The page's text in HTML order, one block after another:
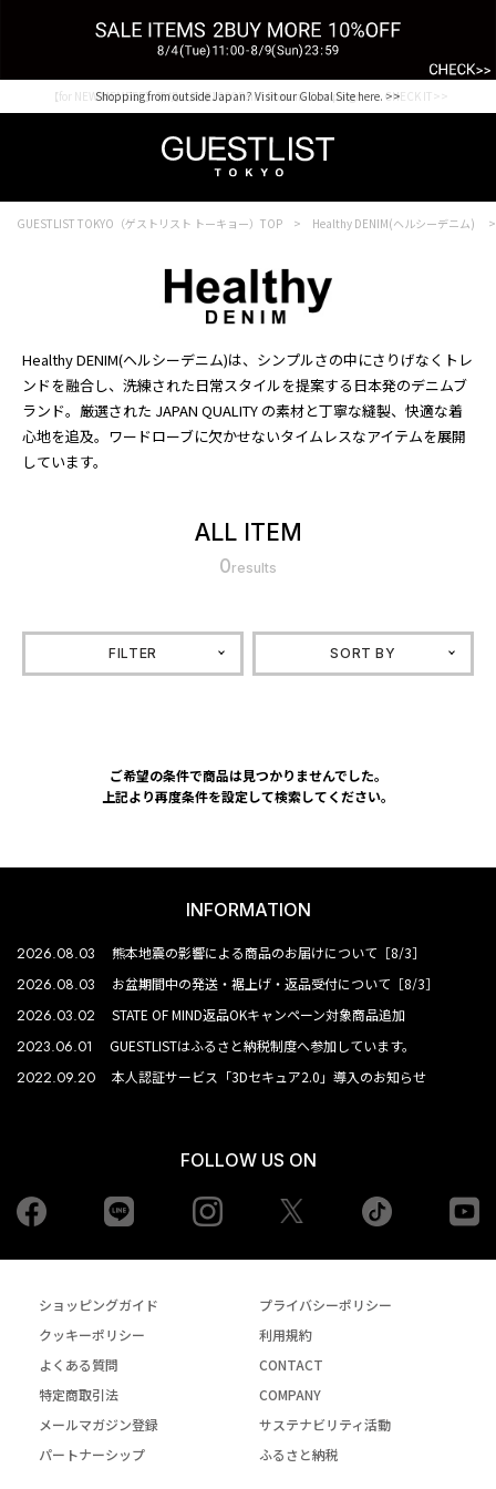
Shopping from outside Japan? Visit our Global Site here. >>
【for NEW MEMBER】新規会員様1000Point Present Campaign CHECK IT>>
GUESTLIST TOKYO（ゲストリスト トーキョー）TOP Healthy DENIM(ヘルシーデニム)
Healthy DENIM(ヘルシーデニム)は、シンプルさの中にさりげなくトレ
ンドを融合し、洗練された日常スタイルを提案する日本発のデニムブ
ランド。厳選された JAPAN QUALITY の素材と丁寧な縫製、快適な着
心地を追及。ワードローブに欠かせないタイムレスなアイテムを展開
しています。
ALL ITEM
0results
FILTER SORT BY
ご希望の条件で商品は見つかりませんでした。
上記より再度条件を設定して検索してください。
INFORMATION
2026.08.03 熊本地震の影響による商品のお届けについて［8/3］
2026.08.03 お盆期間中の発送・裾上げ・返品受付について［8/3］
2026.03.02 STATE OF MIND返品OKキャンペーン対象商品追加
2023.06.01 GUESTLISTはふるさと納税制度へ参加しています。
2022.09.20 本人認証サービス「3Dセキュア2.0」導入のお知らせ
FOLLOW US ON
Facebook Instagram tiktok
ショッピングガイド
プライバシーポリシー
クッキーポリシー
利用規約
よくある質問
CONTACT
特定商取引法
COMPANY
メールマガジン登録
サステナビリティ活動
パートナーシップ
ふるさと納税